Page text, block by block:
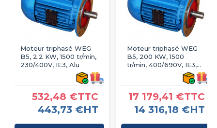
Moteur triphasé WEG
B5, 2.2 KW, 1500 tr/min,
230/400V, IE3, Alu
532,48 €TTC
443,73 €HT
Moteur triphasé WEG
B5, 200 KW, 1500
tr/min, 400/690V, IE3,
17 179,41 €TTC
14 316,18 €HT